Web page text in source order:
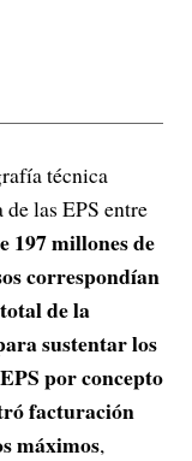
técnica
las EPS entre
197 millones de
correspondían
de la
sustentar los
por concepto
facturación
máximos,